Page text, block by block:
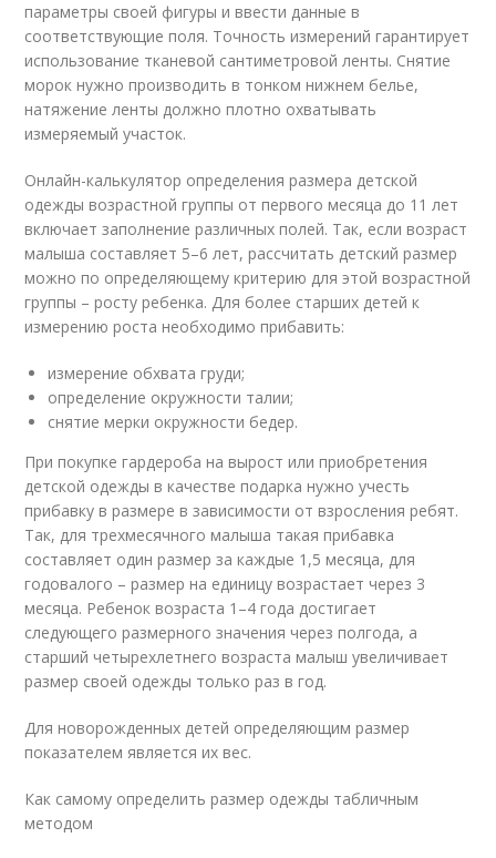
параметры своей фигуры и ввести данные в
соответствующие поля. Точность измерений гарантирует
использование тканевой сантиметровой ленты. Снятие
морок нужно производить в тонком нижнем белье,
натяжение ленты должно плотно охватывать
измеряемый участок.
Онлайн-калькулятор определения размера детской
одежды возрастной группы от первого месяца до 11 лет
включает заполнение различных полей. Так, если возраст
малыша составляет 5–6 лет, рассчитать детский размер
можно по определяющему критерию для этой возрастной
группы – росту ребенка. Для более старших детей к
измерению роста необходимо прибавить:
измерение обхвата груди;
определение окружности талии;
снятие мерки окружности бедер.
При покупке гардероба на вырост или приобретения
детской одежды в качестве подарка нужно учесть
прибавку в размере в зависимости от взросления ребят.
Так, для трехмесячного малыша такая прибавка
составляет один размер за каждые 1,5 месяца, для
годовалого – размер на единицу возрастает через 3
месяца. Ребенок возраста 1–4 года достигает
следующего размерного значения через полгода, а
старший четырехлетнего возраста малыш увеличивает
размер своей одежды только раз в год.
Для новорожденных детей определяющим размер
показателем является их вес.
Как самому определить размер одежды табличным
методом